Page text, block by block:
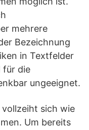
mehrere
Bezeichnung
in Textfelder
für die
ungeeignet.
vollzeiht sich wie
Um bereits